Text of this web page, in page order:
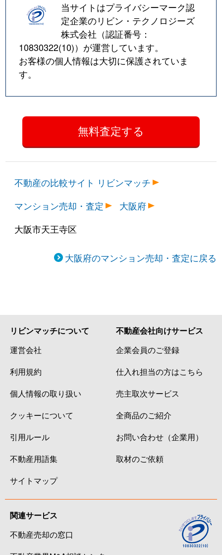
当サイトはプライバシーマーク認
定企業のリビン・テクノロジーズ
株式会社（認証番号：
10830322(10)）が運営しています。
お客様の個人情報は大切に保護されていま
す。
不動産の比較サイト リビンマッチ
マンション売却・査定
大阪府
大阪市天王寺区
大阪府のマンション売却・査定に戻る
リビンマッチについて
運営会社
利用規約
個人情報の取り扱い
クッキーについて
引用ルール
不動産用語集
サイトマップ
不動産会社向けサービス
企業会員のご登録
仕入れ担当の方はこちら
売主取次サービス
全商品のご紹介
お問い合わせ（企業用）
取材のご依頼
関連サービス
不動産売却の窓口